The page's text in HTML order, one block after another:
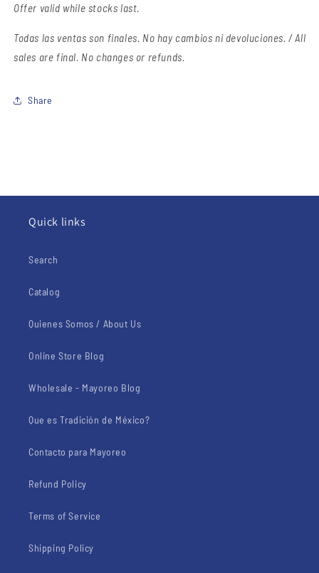
Offer valid while stocks last.
Todas las ventas son finales. No hay cambios ni devoluciones. / All
sales are final. No changes or refunds.
Share
Quick links
Search
Catalog
Quienes Somos / About Us
Online Store Blog
Wholesale - Mayoreo Blog
Que es Tradición de México?
Contacto para Mayoreo
Refund Policy
Terms of Service
Shipping Policy